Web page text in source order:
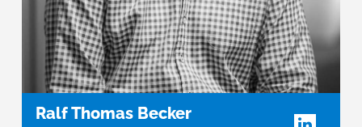
Ralf Thomas Becker